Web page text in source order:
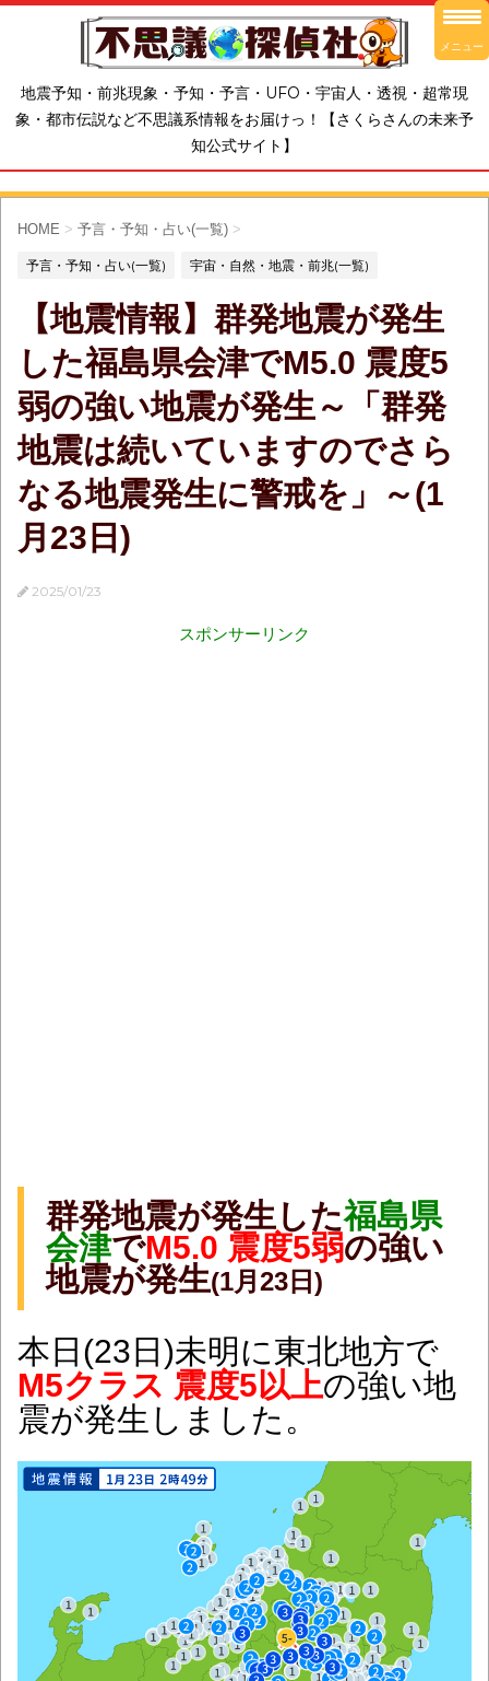
地震予知・前兆現象・予知・予言・UFO・宇宙人・透視・超常現
象・都市伝説など不思議系情報をお届けっ！【さくらさんの未来予
知公式サイト】
HOME > 予言・予知・占い(一覧) >
予言・予知・占い(一覧) 宇宙・自然・地震・前兆(一覧)
【地震情報】群発地震が発生
した福島県会津でM5.0 震度5
弱の強い地震が発生～「群発
地震は続いていますのでさら
なる地震発生に警戒を」～(1
月23日)
2025/01/23
スポンサーリンク
群発地震が発生した福島県
会津でM5.0 震度5弱の強い
地震が発生(1月23日)
本日(23日)未明に東北地方で
M5クラス 震度5以上の強い地
震が発生しました。
メニュー